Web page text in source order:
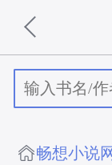
畅想小说